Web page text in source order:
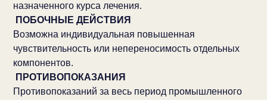
назначенного курса лечения.
ПОБОЧНЫЕ ДЕЙСТВИЯ
Возможна индивидуальная повышенная
чувствительность или непереносимость отдельных
компонентов.
ПРОТИВОПОКАЗАНИЯ
Противопоказаний за весь период промышленного